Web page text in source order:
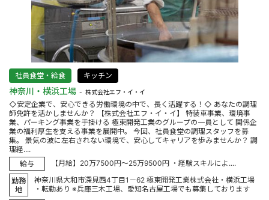
社員食堂・給食 キッチン
神奈川・横浜工場 株式会社エフ・イ・イ
◇安定企業で、安心できる労働環境の中で、長く活躍する！◇ あなたの調理
師免許を活かしませんか？ 【株式会社エフ・イ・イ】 特装車事業、環境事
業、パーキング事業を手掛ける 極東開発工業のグループの一員として 関係企
業の福利厚生を支える事業を展開中。 今回、社員食堂の調理スタッフを募
集。 景気の波に左右されない環境で、安心してキャリアを歩みませんか？ 調
理経....
給与
【月給】20万7500円～25万9500円 ・経験スキルによ....
勤務
地
神奈川県大和市深見西4丁目1－62 極東開発工業株式会社・横浜工場
・転勤あり ※兵庫三木工場、愛知名古屋工場でも募集しております